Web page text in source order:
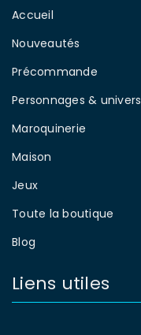
Accueil
Nouveautés
Précommande
Personnages & univers
Maroquinerie
Maison
Jeux
Toute la boutique
Blog
Liens utiles